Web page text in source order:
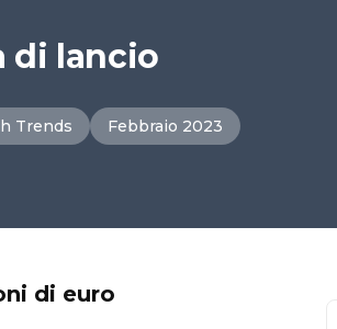
di lancio
Trends Febbraio 2023
di euro